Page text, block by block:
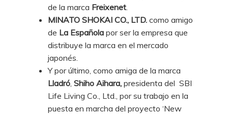
de la marca Freixenet
MINATO SHOKAI CO., LTD.como amigo
de La Española por ser la empresa que
distribuye la marca en el mercado
japonés.
Y por último, como amiga de la marca
Lladró ,Shiho Aihara,presidenta del SBI
Life Living Co., Ltd., por su trabajo en la
puesta en marcha del proyecto ‘New